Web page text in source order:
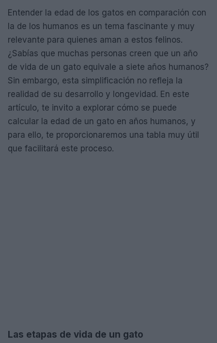
Entender la edad de los gatos en comparación con
la de los humanos es un tema fascinante y muy
relevante para quienes aman a estos felinos.
¿Sabías que muchas personas creen que un año
de vida de un gato equivale a siete años humanos?
Sin embargo, esta simplificación no refleja la
realidad de su desarrollo y longevidad. En este
artículo, te invito a explorar cómo se puede
calcular la edad de un gato en años humanos, y
para ello, te proporcionaremos una tabla muy útil
que facilitará este proceso.
Las etapas de vida de un gato